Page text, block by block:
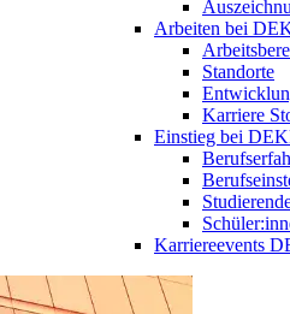
Arbeiten bei
Standorte
Karriere
Einstieg bei
Karriereevents